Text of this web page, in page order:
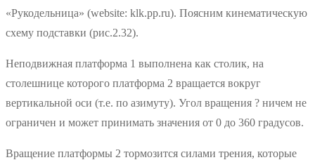
«Рукодельница» (website: klk.pp.ru). Поясним кинематическую
схему подставки (рис.2.32).
Неподвижная платформа 1 выполнена как столик, на
столешнице которого платформа 2 вращается вокруг
вертикальной оси (т.е. по азимуту). Угол вращения ? ничем не
ограничен и может принимать значения от 0 до 360 градусов.
Вращение платформы 2 тормозится силами трения, которые